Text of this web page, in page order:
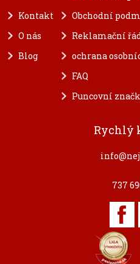
Kontakt
O nás
Blog
Obchodní
Reklamační
ochrana
FAQ
Puncovní
Rychlý
737